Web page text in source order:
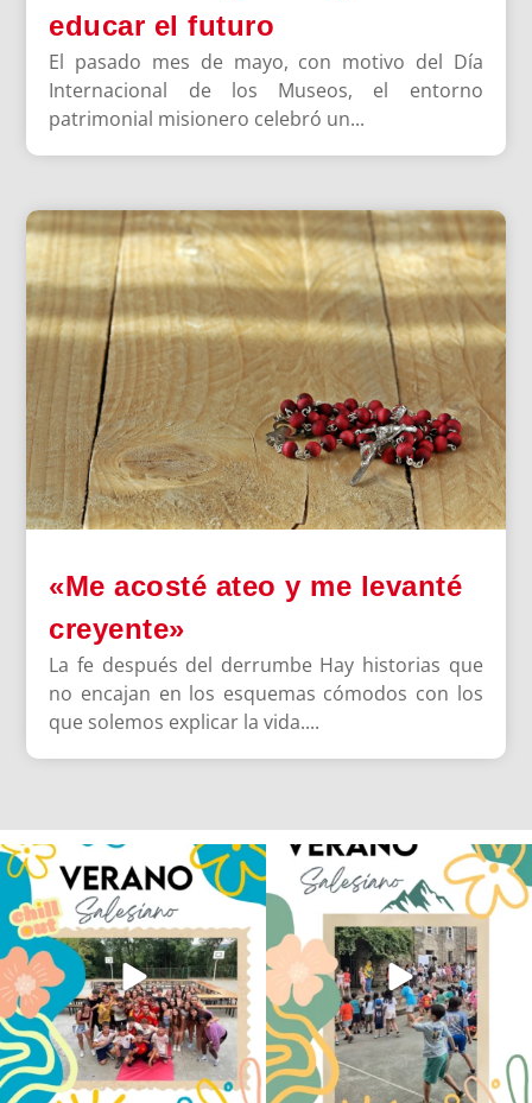
educar el futuro
El pasado mes de mayo, con motivo del Día
Internacional de los Museos, el entorno
patrimonial misionero celebró un...
«Me acosté ateo y me levanté
creyente»
La fe después del derrumbe Hay historias que
no encajan en los esquemas cómodos con los
que solemos explicar la vida....
Los alumnos de 6º de Primaria, 1º y 2º
de la ESO...
145 2
La diversión y la alegría también se han
sentido...
95 0